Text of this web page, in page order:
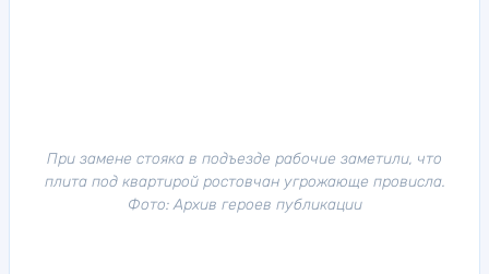
При замене стояка в подъезде рабочие заметили, что
плита под квартирой ростовчан угрожающе провисла.
Фото: Архив героев публикации